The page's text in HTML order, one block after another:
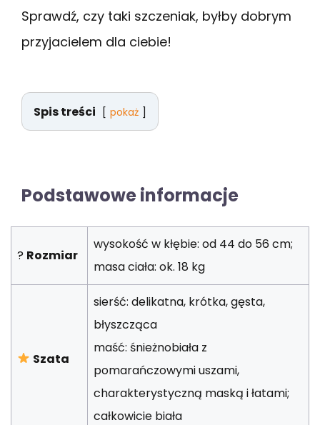
Sprawdź, czy taki szczeniak, byłby dobrym
przyjacielem dla ciebie!
Spis treści pokaż
Podstawowe informacje
? Rozmiar
wysokość w kłębie: od 44 do 56 cm;
masa ciała: ok. 18 kg
Szata
sierść: delikatna, krótka, gęsta,
błyszcząca
maść: śnieżnobiała z
pomarańczowymi uszami,
charakterystyczną maską i łatami;
całkowicie biała